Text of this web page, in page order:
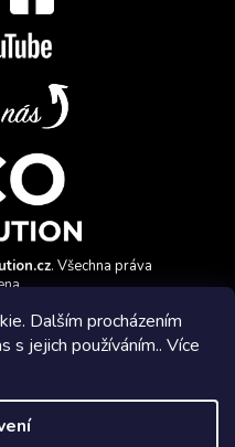
Dalším procházením
jejich používáním.. Více
. Všechna práva